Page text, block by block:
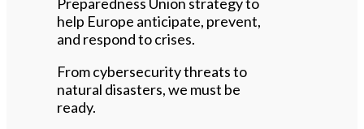
help Europe anticipate, prevent,
and respond to crises.
From cybersecurity threats to
natural disasters, we must be
ready.